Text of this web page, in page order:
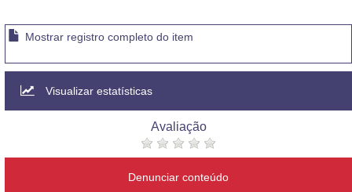
Mostrar registro completo do item
Visualizar estatísticas
Avaliação
Denunciar conteúdo